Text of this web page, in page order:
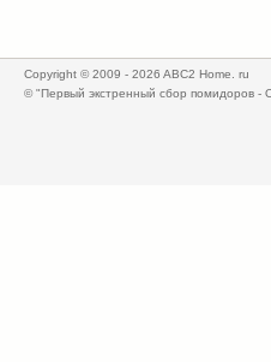
Copyright © 2009 - 2026 ABC2 Home. ru
© "Первый экстренный сбор помидоров -